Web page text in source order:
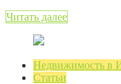
Читать далее
Недвижимость в
Статьи